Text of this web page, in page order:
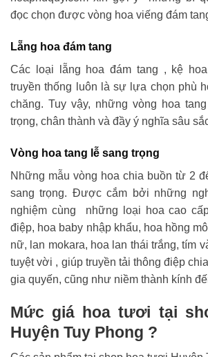
đọc chọn được vòng hoa viếng đám
Lẵng hoa đám tang
Các loại lẵng hoa đám tang , kệ
truyền thống luôn là sự lựa chọn phù
chăng. Tuy vậy, những vòng hoa
trọng, chân thành và đầy ý nghĩa sâu
Vòng hoa tang lễ sang trọng
Những mẫu vòng hoa chia buồn từ 2
sang trọng. Được cắm bởi những
nghiệm cùng những loại hoa cao
điệp, hoa baby nhập khẩu, hoa hồng
nữ, lan mokara, hoa lan thái trắng, tím
tuyệt vời , giúp truyền tải thông điệp
gia quyến, cũng như niềm thành kính
Mức giá hoa tươi tại
Huyện Tuy Phong ?